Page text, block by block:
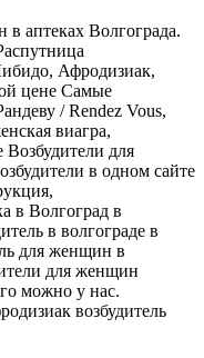
аптеках Волгограда.
Афродизиак,
цене Самые
/ Rendez Vous,
виагра,
для
в одном сайте
в Волгоград в
в волгограде в
для женщин в
для женщин
можно у нас.
возбудитель